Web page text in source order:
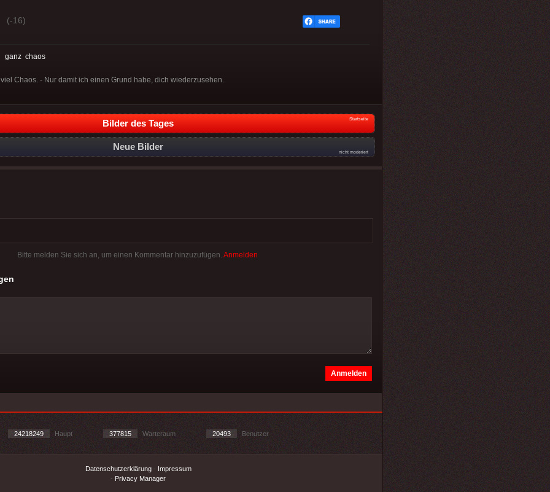
(-16)
ganz chaos
Chaos. - Nur damit ich einen Grund habe, dich wiederzusehen.
Bilder des Tages Startseite
Neue Bilder
nicht moderiert
Bitte melden Sie sich an, um einen Kommentar hinzuzufügen. Anmelden
24218249 Haupt 377815 Warteraum 20493 Benutzer
Datenschutzerklärung- Impressum
- Privacy Manager